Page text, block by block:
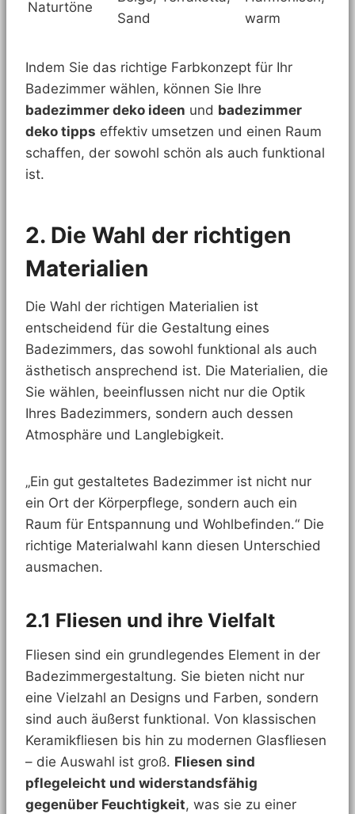
Naturtöne
Sand
warm
Indem Sie das richtige Farbkonzept für Ihr
Badezimmer wählen, können Sie Ihre
badezimmer deko ideen und badezimmer
deko tipps effektiv umsetzen und einen Raum
schaffen, der sowohl schön als auch funktional
ist.
2. Die Wahl der richtigen
Materialien
Die Wahl der richtigen Materialien ist
entscheidend für die Gestaltung eines
Badezimmers, das sowohl funktional als auch
ästhetisch ansprechend ist. Die Materialien, die
Sie wählen, beeinflussen nicht nur die Optik
Ihres Badezimmers, sondern auch dessen
Atmosphäre und Langlebigkeit.
„Ein gut gestaltetes Badezimmer ist nicht nur
ein Ort der Körperpflege, sondern auch ein
Raum für Entspannung und Wohlbefinden.“ Die
richtige Materialwahl kann diesen Unterschied
ausmachen.
2.1 Fliesen und ihre Vielfalt
Fliesen sind ein grundlegendes Element in der
Badezimmergestaltung. Sie bieten nicht nur
eine Vielzahl an Designs und Farben, sondern
sind auch äußerst funktional. Von klassischen
Keramikfliesen bis hin zu modernen Glasfliesen
– die Auswahl ist groß. Fliesen sind
pflegeleicht und widerstandsfähig
gegenüber Feuchtigkeit, was sie zu einer